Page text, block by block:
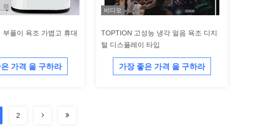
부풀이 욕조 가볍고 휴대
가격 을 구하라
비디오
TOPTION 고성능 냉각 얼음 욕조 디지
털 디스플레이 타입
가장 좋은 가격 을 구하라
2